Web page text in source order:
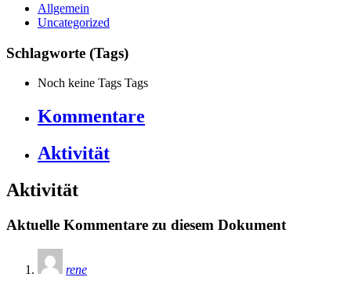
Allgemein
Uncategorized
Schlagworte (Tags)
Noch keine Tags Tags
Kommentare
Aktivität
Aktivität
Aktuelle Kommentare zu diesem Dokument
rene